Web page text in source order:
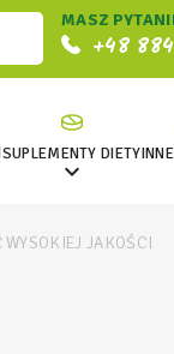
MASZ
+48
SUPLEMENTY DIETY

WYSOKIEJ JAKOŚCI